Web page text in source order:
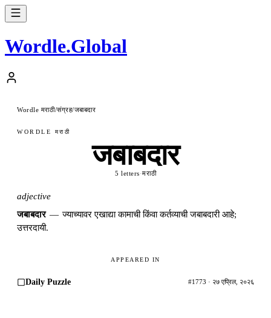
Wordle.Global
Wordle मराठी/संग्रह/जबाबदार
WORDLE मराठी
जबाबदार
5 letters·मराठी
adjective
जबाबदार — ज्याच्यावर एखाद्या कामाची किंवा कर्तव्याची जबाबदारी आहे;
उत्तरदायी.
APPEARED IN
Daily Puzzle #1773 · २७ एप्रिल, २०२६